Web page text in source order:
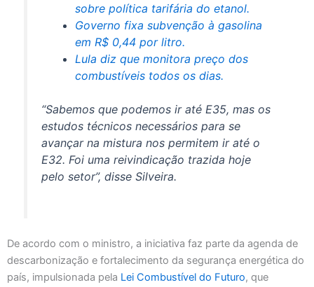
sobre política tarifária do etanol.
Governo fixa subvenção à gasolina
em R$ 0,44 por litro.
Lula diz que monitora preço dos
combustíveis todos os dias.
“Sabemos que podemos ir até E35, mas os
estudos técnicos necessários para se
avançar na mistura nos permitem ir até o
E32. Foi uma reivindicação trazida hoje
pelo setor”, disse Silveira.
De acordo com o ministro, a iniciativa faz parte da agenda de
descarbonização e fortalecimento da segurança energética do
país, impulsionada pela Lei Combustível do Futuro, que